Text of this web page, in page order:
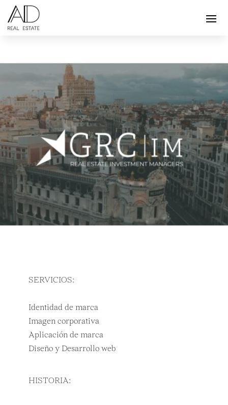
SERVICIOS:
Identidad de marca
Imagen corporativa
Aplicación de marca
Diseño y Desarrollo web
HISTORIA: